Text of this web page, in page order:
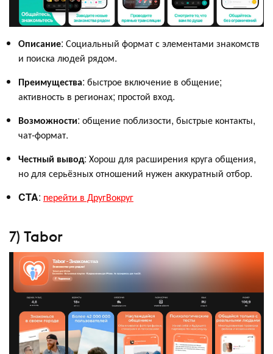
Описание: Социальный формат с элементами знакомств
и поиска людей рядом.
Преимущества: быстрое включение в общение;
активность в регионах; простой вход.
Возможности: общение поблизости, быстрые контакты,
чат‑формат.
Честный вывод: Хорош для расширения круга общения,
но для серьёзных отношений нужен аккуратный отбор.
CTA: перейти в ДругВокруг
7) Tabor